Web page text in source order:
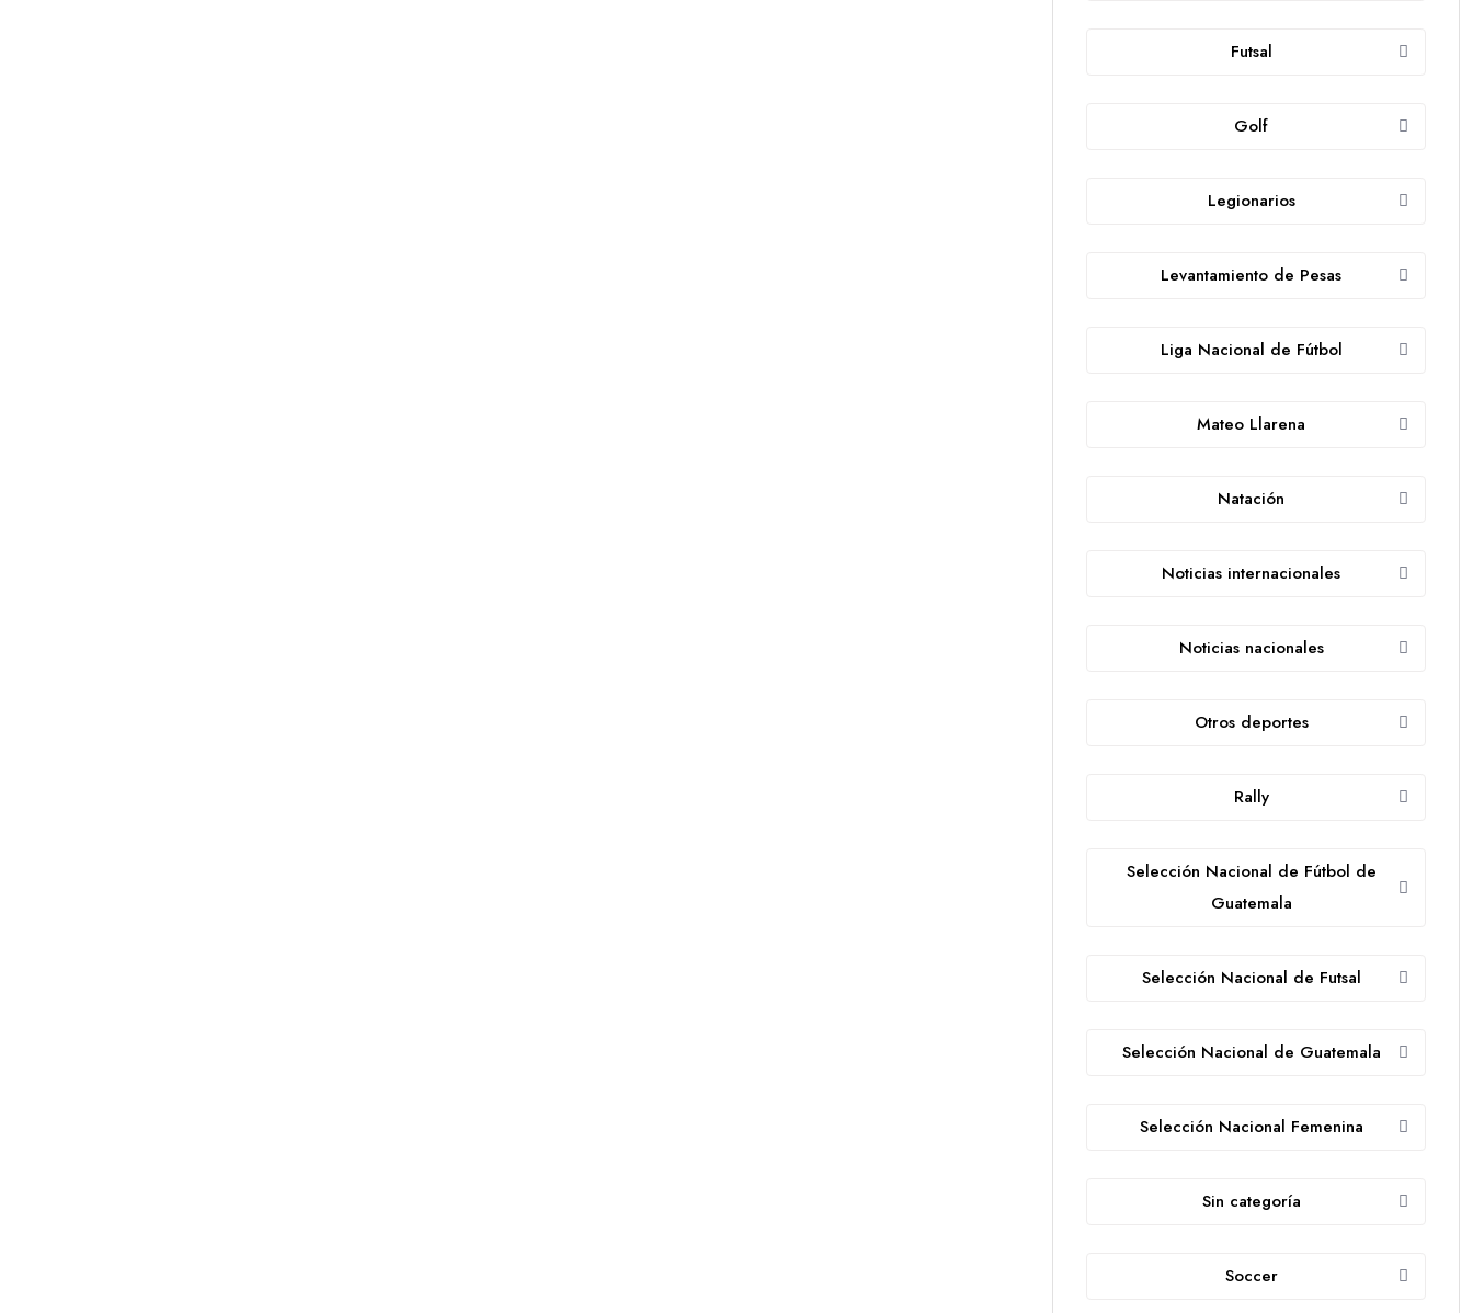
Futsal
Golf
Legionarios
Levantamiento de Pesas
Liga Nacional de Fútbol
Mateo Llarena
Natación
Noticias internacionales
Noticias nacionales
Otros deportes
Rally
Selección Nacional de Fútbol de
Guatemala
Selección Nacional de Futsal
Selección Nacional de Guatemala
Selección Nacional Femenina
Sin categoría
Soccer